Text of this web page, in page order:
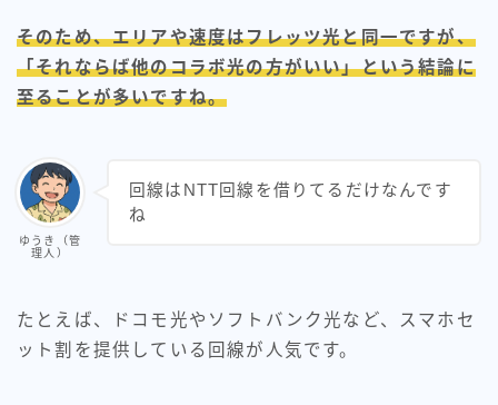
そのため、エリアや速度はフレッツ光と同一ですが、
「それならば他のコラボ光の方がいい」という結論に
至ることが多いですね。
ゆうき（管
理人）
回線はNTT回線を借りてるだけなんです
ね
たとえば、ドコモ光やソフトバンク光など、スマホセ
ット割を提供している回線が人気です。